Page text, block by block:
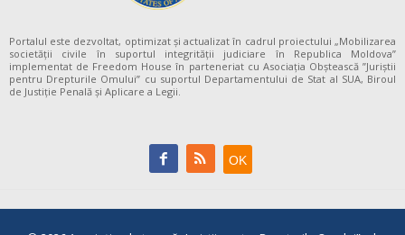
Portalul este dezvoltat, optimizat și actualizat în cadrul proiectului „Mobilizarea
societății civile în suportul integrității judiciare în Republica Moldova”
implementat de Freedom House în parteneriat cu Asociația Obștească ”Juriștii
pentru Drepturile Omului” cu suportul Departamentului de Stat al SUA, Biroul
de Justiție Penală și Aplicare a Legii.